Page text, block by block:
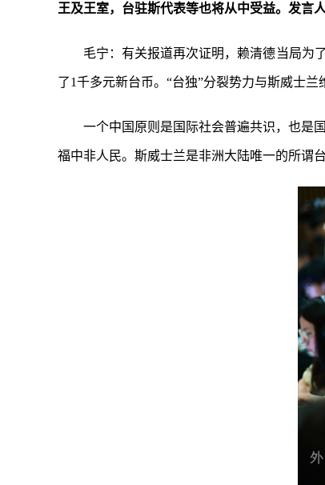
王及王室，台驻斯代表等也将从中受益。发言
毛宁：有关报道再次证明，赖清德当局为
了1千多元新台币。“台独”分裂势力与斯威士
一个中国原则是国际社会普遍共识，也是
福中非人民。斯威士兰是非洲大陆唯一的所谓